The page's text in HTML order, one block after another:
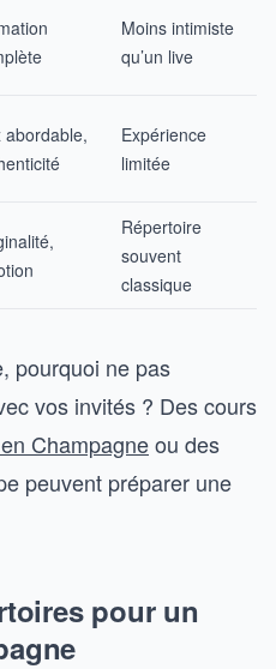
Moins intimiste
qu’un live
abordable,
Expérience
limitée
Répertoire
souvent
classique
pourquoi ne pas
vos invités ? Des cours
Champagneou des
peuvent préparer une
pour un